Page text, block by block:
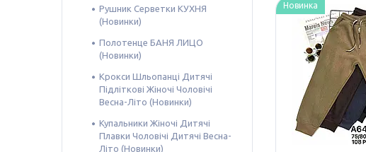
Новинка
Рушник Серветки КУХНЯ
(Новинки)
Полотенце БАНЯ ЛИЦО
(Новинки)
Крокси Шльопанці Дитячі
Підліткові Жіночі Чоловічі
Весна-Літо (Новинки)
Купальники Жіночі Дитячі
Плавки Чоловічі Дитячі Весна-
Літо (Новинки)